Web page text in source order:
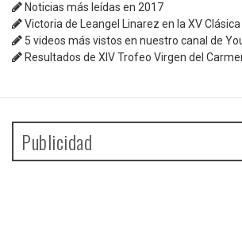
Noticias más leídas en 2017
Victoria de Leangel Linarez en la XV
5 videos más vistos en nuestro canal de
Resultados de XIV Trofeo Virgen del
Publicidad